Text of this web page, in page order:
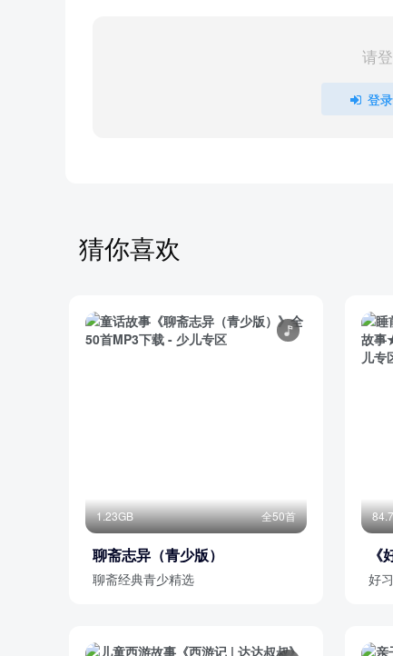
30-刘一琛-少儿B组-《没有钥匙的星期天》
37-肖夏希-少儿B组-《妈妈，你再抱抱我》
38-余欣宜-少儿B组-《一个美丽的故事》
部分目录展示 ▶ 下载后解锁 50 首完整音频
请
登录
猜你喜欢
1.23GB 全50首
聊斋志异（青少版）
聊斋经典青少精选 启
好